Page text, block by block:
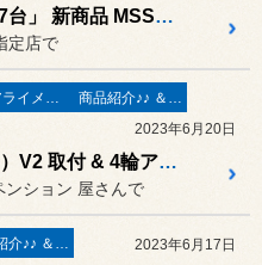
累計販売台数「67台」 新商品 MSSS対応 レーザー&レーダー探知機 指定店モデル【スーパーキャット Z1100】の取付作業 ／ トヨタ AYH30W アルファード ハイブリッド
定店で
4輪アライメント測定＆調整
商品紹介♪♪ ＆ ”フィール”からのお知らせ。
2023年6月20日
KW（カーヴェー）V2 取付 & 4輪アライメント調整作業 ／ フォルクスワーゲン GOLF7 TSI
ンション 屋さんで
商品紹介♪♪ ＆ ”フィール”からのお知らせ。 2023年6月17日